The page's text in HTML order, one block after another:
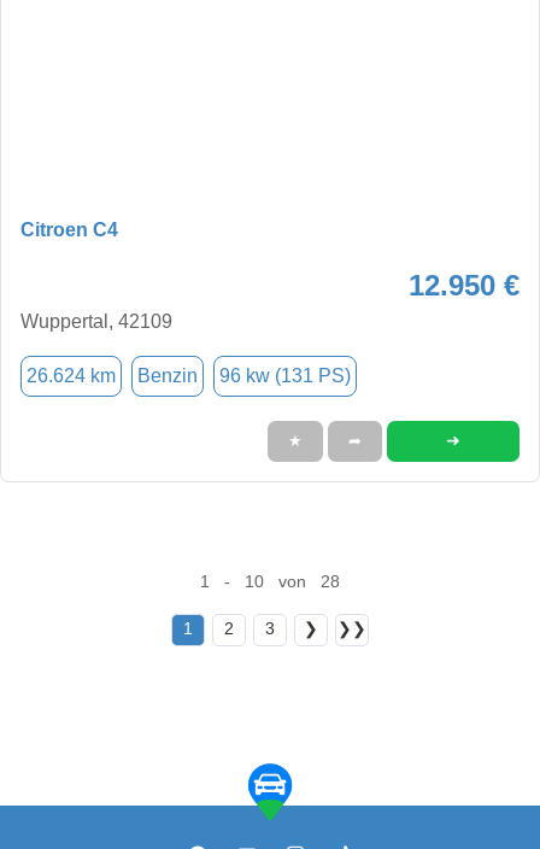
Citroen C4
12.950 €
Wuppertal, 42109
26.624 km Benzin 96 kw (131 PS)
★ ➦ ➜
1 - 10 von 28
1 2 3 ❯ ❯❯